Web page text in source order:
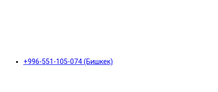
+996-551-105-074 (Бишкек)